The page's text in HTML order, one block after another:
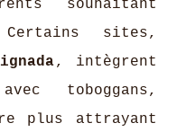
souhaitant
sites,
, intègrent
toboggans,
plus attrayant